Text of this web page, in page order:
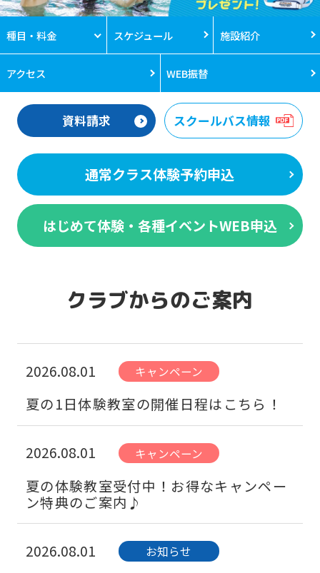
種目・料金 スケジュール 施設紹介
アクセス WEB振替
資料請求 スクールバス情報
通常クラス体験予約申込
はじめて体験・各種イベントWEB申込
クラブからのご案内
2026.08.01 キャンペーン
夏の1日体験教室の開催日程はこちら！
2026.08.01 キャンペーン
夏の体験教室受付中！お得なキャンペー
ン特典のご案内♪
2026.08.01 お知らせ